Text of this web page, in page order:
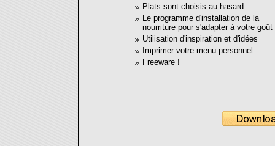
Plats sont choisis au hasard
Le programme d'installation de la
nourriture pour s'adapter à votre goût
Utilisation d'inspiration et d'idées
Imprimer votre menu personnel
Freeware !